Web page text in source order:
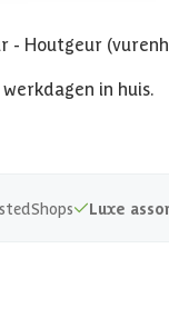
- Houtgeur
in huis.
Luxe